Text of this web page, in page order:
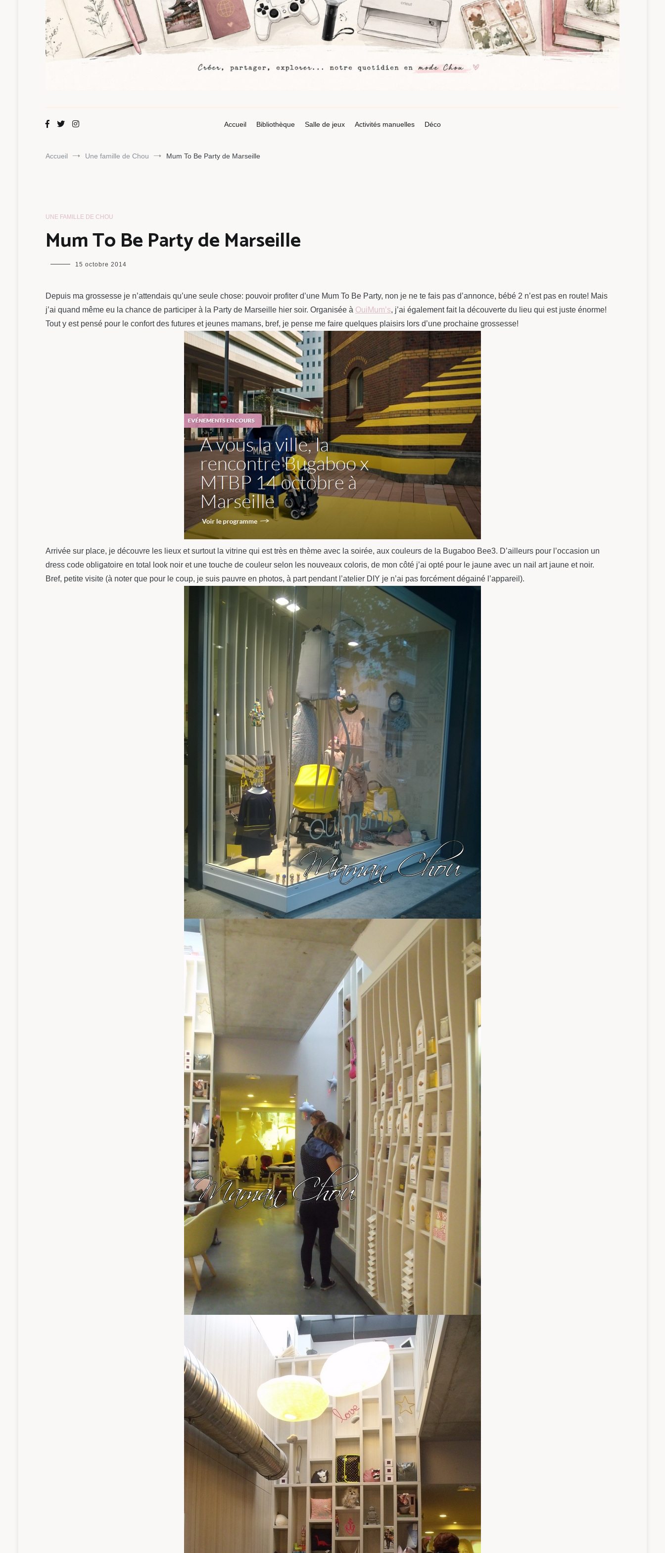
Maman Chou
Accueil
Bibliothèque Salle de jeux Activités manuelles Déco
Accueil Une famille de Chou Mum To Be Party de Marseille
UNE FAMILLE DE CHOU
Mum To Be Party de Marseille
maman
15 octobre 2014
Depuis ma grossesse je n’attendais qu’une seule chose: pouvoir profiter d’une Mum To Be Party, non je ne te fais pas d’annonce, bébé 2 n’est pas en route! Mais
j’ai quand même eu la chance de participer à la Party de Marseille hier soir. Organisée à OuiMum’s, j’ai également fait la découverte du lieu qui est juste énorme!
Tout y est pensé pour le confort des futures et jeunes mamans, bref, je pense me faire quelques plaisirs lors d’une prochaine grossesse!
Arrivée sur place, je découvre les lieux et surtout la vitrine qui est très en thème avec la soirée, aux couleurs de la Bugaboo Bee3. D’ailleurs pour l’occasion un
dress code obligatoire en total look noir et une touche de couleur selon les nouveaux coloris, de mon côté j’ai opté pour le jaune avec un nail art jaune et noir.
Bref, petite visite (à noter que pour le coup, je suis pauvre en photos, à part pendant l’atelier DIY je n’ai pas forcément dégainé l’appareil).